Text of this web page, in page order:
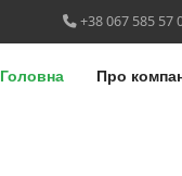
+38 067 585 57
Головна Про